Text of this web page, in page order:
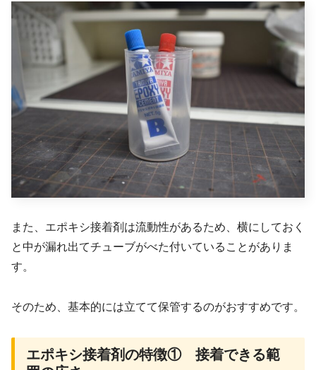
また、エポキシ接着剤は流動性があるため、横にしておく
と中が漏れ出てチューブがべた付いていることがありま
す。
そのため、基本的には立てて保管するのがおすすめです。
エポキシ接着剤の特徴① 接着できる範